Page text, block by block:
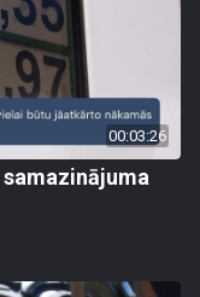
00:03:26